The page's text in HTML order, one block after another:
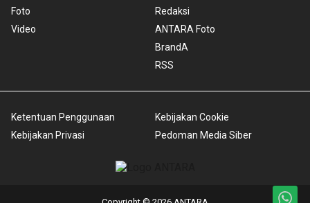
Foto
Video
Redaksi
ANTARA Foto
BrandA
RSS
Ketentuan Penggunaan
Kebijakan Privasi
Kebijakan Cookie
Pedoman Media Siber